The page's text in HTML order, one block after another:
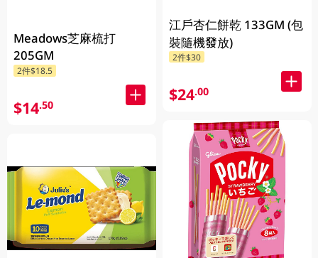
Meadows芝麻梳打
205GM
2件$18.5
$14.50
江戶杏仁餅乾 133GM (包
裝隨機發放)
2件$30
$24.00